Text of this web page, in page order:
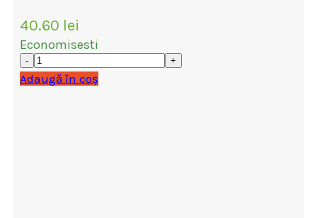
40.60 lei
Economisesti
Adaugă în coș